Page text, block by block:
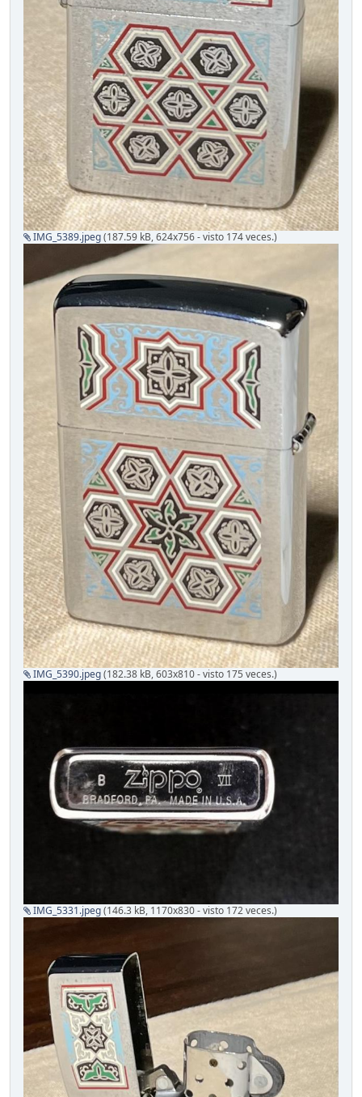
IMG_5389.jpeg(187.59 kB, 624x756 - visto 174 veces.)
IMG_5390.jpeg(182.38 kB, 603x810 - visto 175 veces.)
IMG_5331.jpeg(146.3 kB, 1170x830 - visto 172 veces.)